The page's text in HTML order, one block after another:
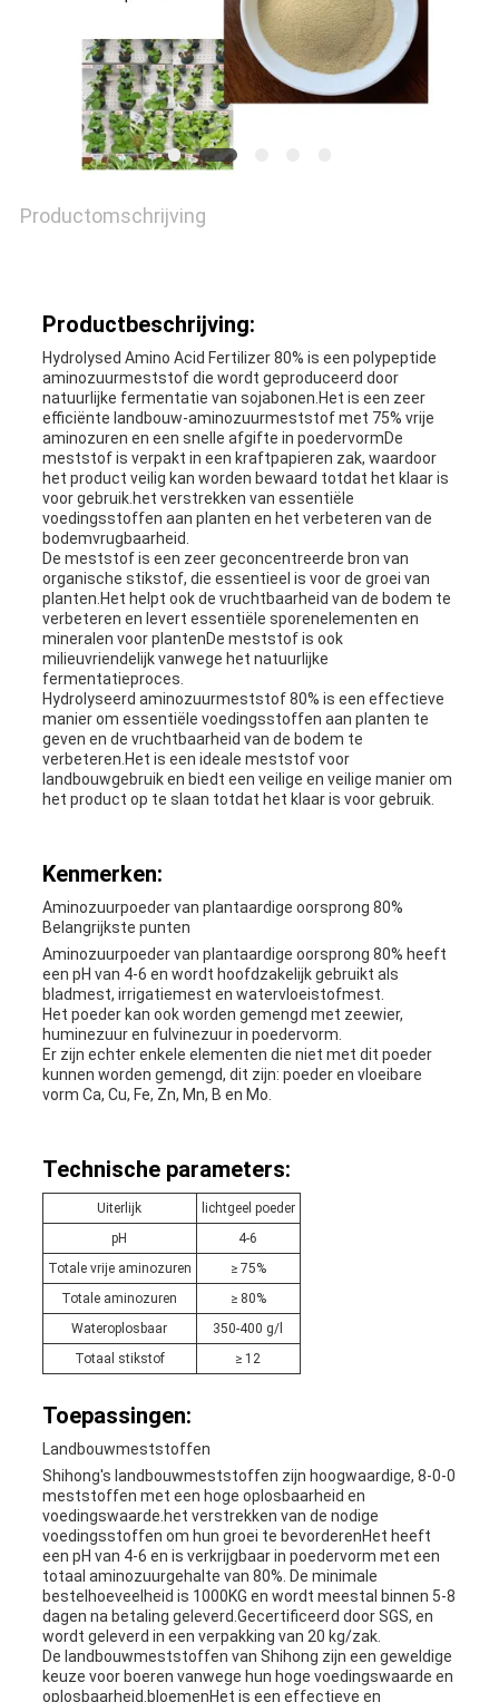
Productomschrijving
Productbeschrijving:
Hydrolysed Amino Acid Fertilizer 80% is een polypeptide
aminozuurmeststof die wordt geproduceerd door
natuurlijke fermentatie van sojabonen.Het is een zeer
efficiënte landbouw-aminozuurmeststof met 75% vrije
aminozuren en een snelle afgifte in poedervormDe
meststof is verpakt in een kraftpapieren zak, waardoor
het product veilig kan worden bewaard totdat het klaar is
voor gebruik.het verstrekken van essentiële
voedingsstoffen aan planten en het verbeteren van de
bodemvrugbaarheid.
De meststof is een zeer geconcentreerde bron van
organische stikstof, die essentieel is voor de groei van
planten.Het helpt ook de vruchtbaarheid van de bodem te
verbeteren en levert essentiële sporenelementen en
mineralen voor plantenDe meststof is ook
milieuvriendelijk vanwege het natuurlijke
fermentatieproces.
Hydrolyseerd aminozuurmeststof 80% is een effectieve
manier om essentiële voedingsstoffen aan planten te
geven en de vruchtbaarheid van de bodem te
verbeteren.Het is een ideale meststof voor
landbouwgebruik en biedt een veilige en veilige manier om
het product op te slaan totdat het klaar is voor gebruik.
Kenmerken:
Aminozuurpoeder van plantaardige oorsprong 80%
Belangrijkste punten
Aminozuurpoeder van plantaardige oorsprong 80% heeft
een pH van 4-6 en wordt hoofdzakelijk gebruikt als
bladmest, irrigatiemest en watervloeistofmest.
Het poeder kan ook worden gemengd met zeewier,
huminezuur en fulvinezuur in poedervorm.
Er zijn echter enkele elementen die niet met dit poeder
kunnen worden gemengd, dit zijn: poeder en vloeibare
vorm Ca, Cu, Fe, Zn, Mn, B en Mo.
Technische parameters:
Uiterlijk
lichtgeel poeder
pH
4-6
Totale vrije aminozuren
≥ 75%
Totale aminozuren
≥ 80%
Wateroplosbaar
350-400 g/l
Totaal stikstof
≥ 12
Toepassingen:
Landbouwmeststoffen
Shihong's landbouwmeststoffen zijn hoogwaardige, 8-0-0
meststoffen met een hoge oplosbaarheid en
voedingswaarde.het verstrekken van de nodige
voedingsstoffen om hun groei te bevorderenHet heeft
een pH van 4-6 en is verkrijgbaar in poedervorm met een
totaal aminozuurgehalte van 80%. De minimale
bestelhoeveelheid is 1000KG en wordt meestal binnen 5-8
dagen na betaling geleverd.Gecertificeerd door SGS, en
wordt geleverd in een verpakking van 20 kg/zak.
De landbouwmeststoffen van Shihong zijn een geweldige
keuze voor boeren vanwege hun hoge voedingswaarde en
oplosbaarheid.bloemenHet is een effectieve en